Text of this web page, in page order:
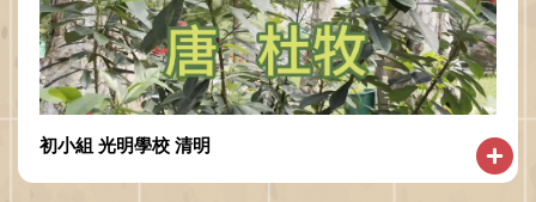
初小組 光明學校 清明